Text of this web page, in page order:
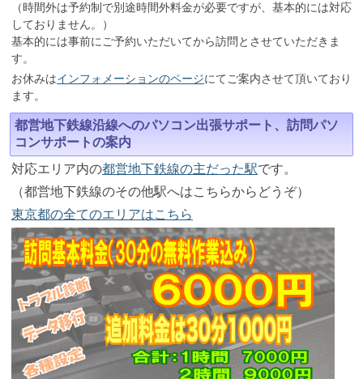
（時間外は予約制で別途時間外料金が必要ですが、基本的には対応
しておりません。）
基本的には事前にご予約いただいてから訪問とさせていただきま
す。
お休みはインフォメーションのページにてご案内させて頂いており
ます。
都営地下鉄線沿線へのパソコン出張サポート、訪問パソ
コンサポートの案内
対応エリア内の都営地下鉄線の主だった駅です。
（都営地下鉄線のその他駅へはこちらからどうぞ）
東京都の全てのエリアはこちら